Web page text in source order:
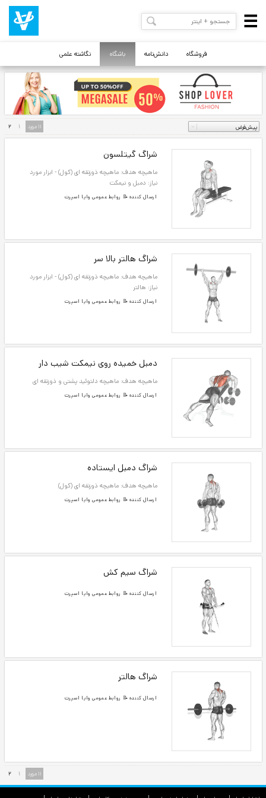
فروشگاه دانش‌نامه باشگاه نگاشته علمی
شراگ گیتلسون
ماهیچه هدف: ماهیچه ذوزنقه ای (کول) - ابزار مورد
نیاز: دمبل و نیمکت
شراگ هالتر بالا سر
ماهیچه هدف: ماهیچه ذوزنقه ای (کول) - ابزار مورد
ارسال کننده 📝 روابط عمومی وایا اسپرت
دمبل خمیده روی نیمکت شیب دار
ماهیچه هدف: ماهیچه دلتوئید پشتی و ذوزنقه ای
ارسال کننده 📝 روابط عمومی وایا اسپرت
شراگ دمبل ایستاده